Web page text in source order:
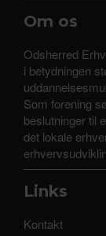
Om os
Odsherred
i betydningen
Som forening
beslutninger til
det lokale
Links
Kontakt